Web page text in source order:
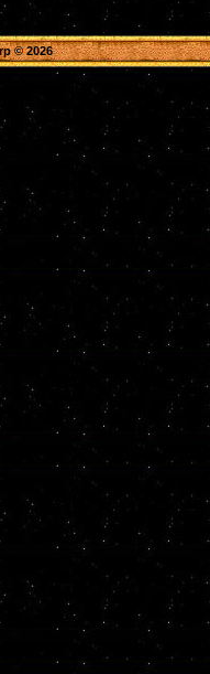
© 2026